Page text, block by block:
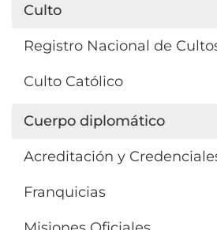
Culto
Registro Nacional de
Culto Católico
Cuerpo diplomático
Acreditación y
Franquicias